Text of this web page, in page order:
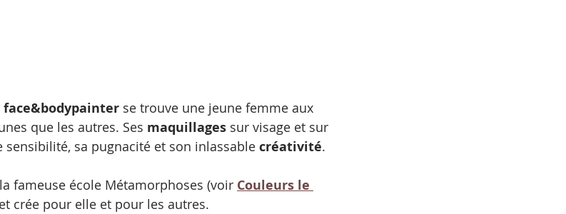
se trouve une jeune femme aux
que les autres. Ses maquillages sur visage et sur
sa pugnacité et son inlassable créativité.
fameuse école Métamorphoses (voir Couleurs le
crée pour elle et pour les autres.